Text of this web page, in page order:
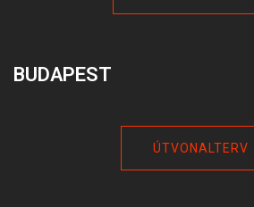
BUDAPEST
ÚTVONALTERV